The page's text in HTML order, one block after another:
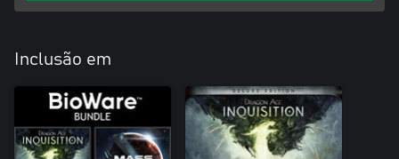
Inclusão em